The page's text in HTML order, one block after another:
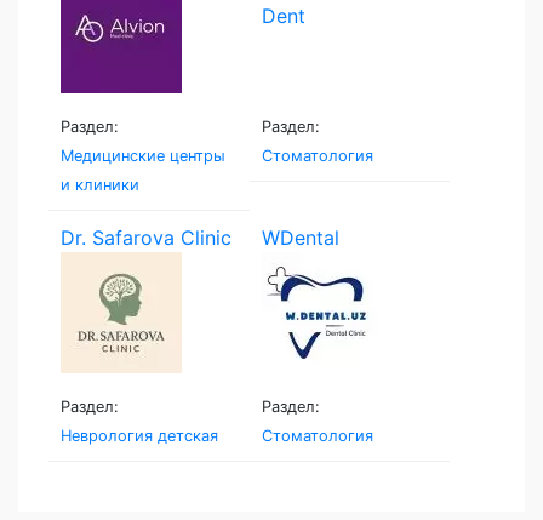
Раздел:
Медицинские центры
и клиники
Раздел:
Стоматология
Dr. Safarova Clinic
Раздел:
Неврология детская
WDental
Раздел:
Стоматология